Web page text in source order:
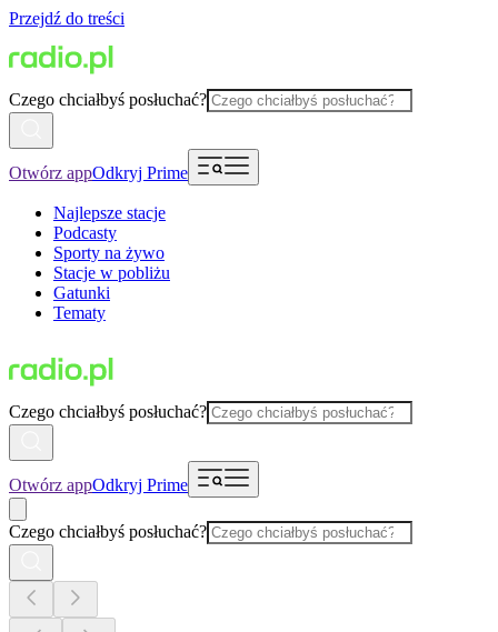
Przejdź do treści
Czego chciałbyś posłuchać?
Otwórz appOdkryj Prime
Najlepsze stacje
Podcasty
Sporty na żywo
Stacje w pobliżu
Gatunki
Tematy
Czego chciałbyś posłuchać?
Otwórz appOdkryj Prime
Czego chciałbyś posłuchać?